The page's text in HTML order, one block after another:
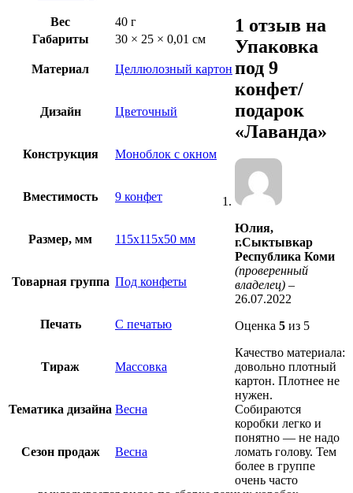
Вес
40 г
Габариты
30 × 25 × 0,01 см
Материал Целлюлозный картон
Дизайн Цветочный
Конструкция Моноблок с окном
Вместимость 9 конфет
Размер, мм 115х115х50 мм
Товарная группа Под конфеты
Печать С печатью
Тираж Массовка
Тематика дизайна Весна
Сезон продаж Весна
1 отзыв на
Упаковка
под 9
конфет/
подарок
«Лаванда»
Юлия,
г.Сыктывкар
Республика Коми
(проверенный
владелец) –
26.07.2022
Оценка 5 из 5
Качество материала:
довольно плотный
картон. Плотнее не
нужен.
Собираются
коробки легко и
понятно — не надо
ломать голову. Тем
более в группе
очень часто